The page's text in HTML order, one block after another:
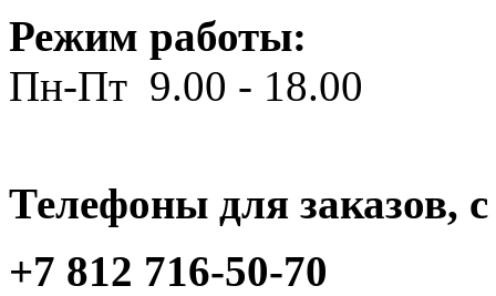
Режим работы:
Пн-Пт 9.00 - 18.00
Телефоны для заказов,
+7 812 716-50-70